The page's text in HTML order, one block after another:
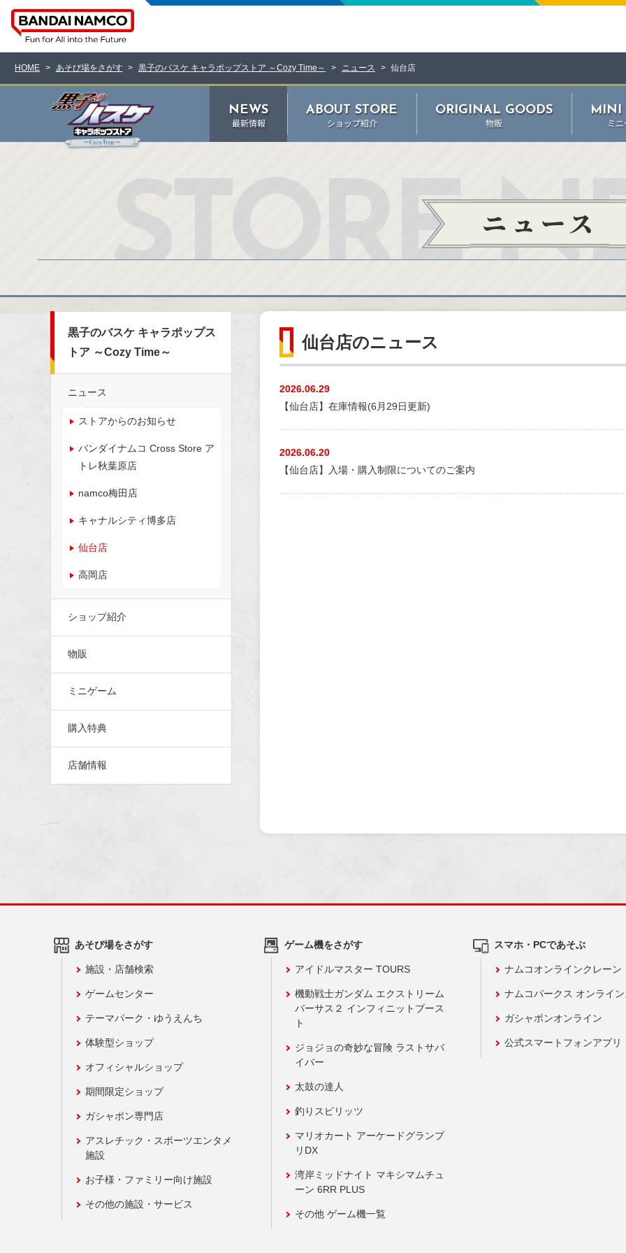
HOME あそび場をさがす 黒子のバスケ キャラポップストア ～Cozy Time～ ニュース 仙台店
NEWS
最新情報
ABOUT STORE
ショップ紹介
ORIGINAL GOODS
物販
MINI
ミ
STORE ニュース
仙台店のニュース
2026.06.29
【仙台店】在庫情報(6月29日更新)
2026.06.20
【仙台店】入場・購入制限についてのご案内
黒子のバスケ キャラポップス
トア ～Cozy Time～
ニュース
ストアからのお知らせ
バンダイナムコ Cross Store ア
トレ秋葉原店
namco梅田店
キャナルシティ博多店
仙台店
高岡店
ショップ紹介
物販
ミニゲーム
購入特典
店舗情報
あそび場をさがす
施設・店舗検索
ゲームセンター
テーマパーク・ゆうえんち
体験型ショップ
オフィシャルショップ
期間限定ショップ
ガシャポン専門店
アスレチック・スポーツエンタメ
施設
お子様・ファミリー向け施設
その他の施設・サービス
ゲーム機をさがす
アイドルマスター TOURS
機動戦士ガンダム エクストリーム
バーサス２ インフィニットブース
ト
ジョジョの奇妙な冒険 ラストサバ
イバー
太鼓の達人
釣りスピリッツ
マリオカート アーケードグランプ
リDX
湾岸ミッドナイト マキシマムチュ
ーン 6RR PLUS
その他 ゲーム機一覧
スマホ・PCであそぶ
ナムコオンラインクレーン
ナムコパークス オンライ
ガシャポンオンライン
公式スマートフォンアプリ